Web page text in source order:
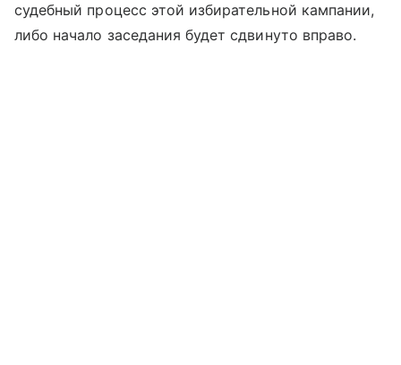
судебный процесс этой избирательной кампании,
либо начало заседания будет сдвинуто вправо.